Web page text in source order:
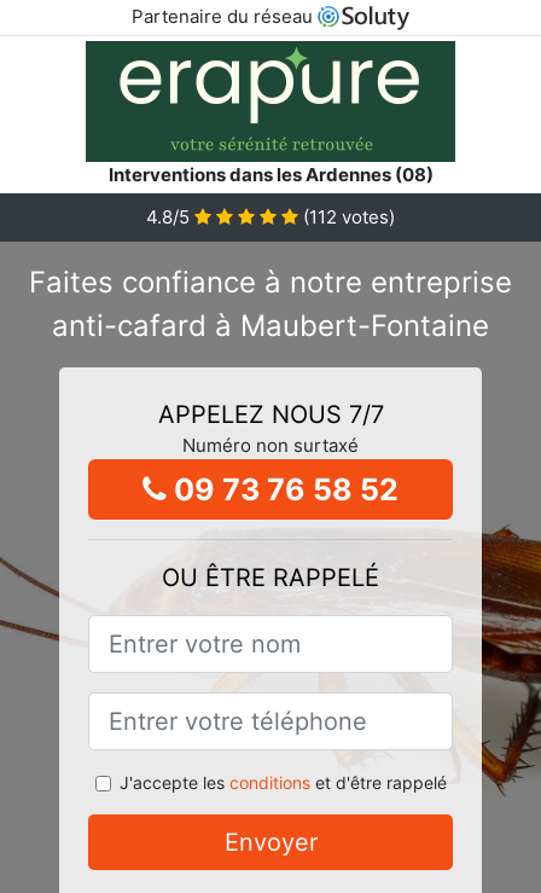
Partenaire du réseau
Interventions dans les Ardennes (08)
4.8/5
(112 votes)
Faites confiance à notre entreprise
anti-cafard à Maubert-Fontaine
APPELEZ NOUS 7/7
Numéro non surtaxé
09 73 76 58 52
OU ÊTRE RAPPELÉ
J'accepte les conditionset d'être rappelé
Envoyer